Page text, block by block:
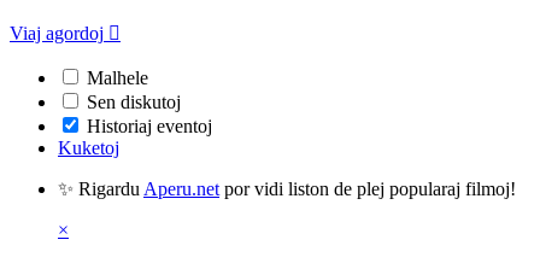
Viaj agordoj 
Malhele
Sen diskutoj
Historiaj eventoj
Kuketoj
✨ Rigardu Aperu.net por vidi liston de plej popularaj filmoj!
×